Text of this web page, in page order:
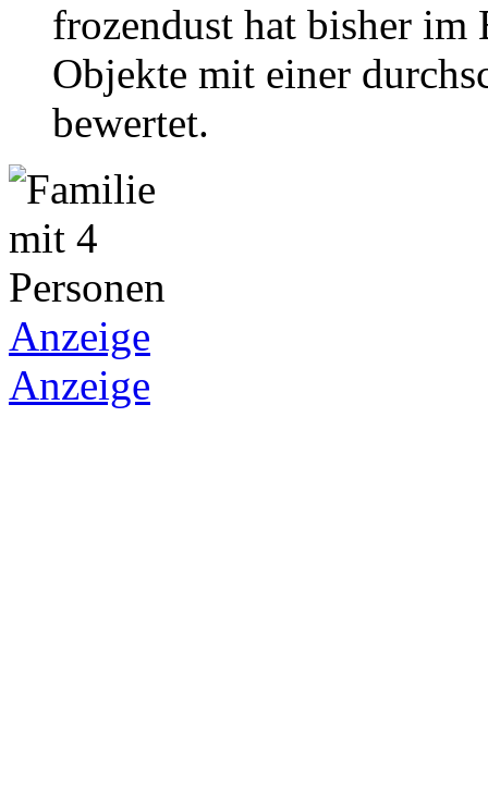
frozendust hat bisher im
Objekte mit einer
bewertet.
Anzeige
Anzeige